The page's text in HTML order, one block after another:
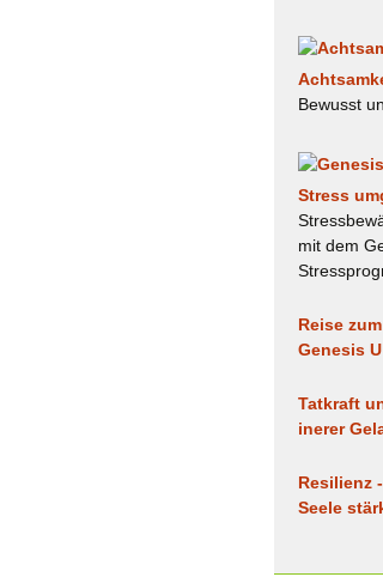
Bewusst
Stress
mit dem
Reise
Genesis U
Tatkraft
inerer
Resilienz
Seele